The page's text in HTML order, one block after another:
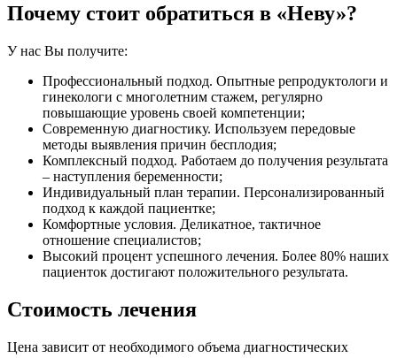
Почему стоит обратиться в «Неву»?
У нас Вы получите:
Профессиональный подход. Опытные репродуктологи и
гинекологи с многолетним стажем, регулярно
повышающие уровень своей компетенции;
Современную диагностику. Используем передовые
методы выявления причин бесплодия;
Комплексный подход. Работаем до получения результата
– наступления беременности;
Индивидуальный план терапии. Персонализированный
подход к каждой пациентке;
Комфортные условия. Деликатное, тактичное
отношение специалистов;
Высокий процент успешного лечения. Более 80% наших
пациенток достигают положительного результата.
Стоимость лечения
Цена зависит от необходимого объема диагностических